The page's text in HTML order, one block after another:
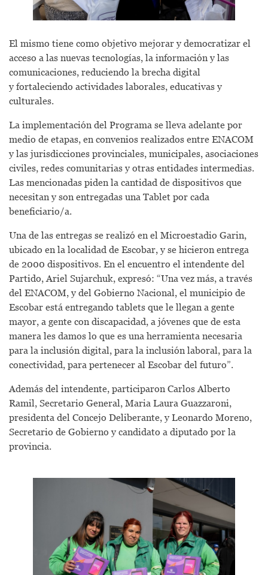
El mismo tiene como objetivo mejorar y democratizar el
acceso a las nuevas tecnologías, la información y las
comunicaciones, reduciendo la brecha digital
y fortaleciendo actividades laborales, educativas y
culturales.
La implementación del Programa se lleva adelante por
medio de etapas, en convenios realizados entre ENACOM
y las jurisdicciones provinciales, municipales, asociaciones
civiles, redes comunitarias y otras entidades intermedias.
Las mencionadas piden la cantidad de dispositivos que
necesitan y son entregadas una Tablet por cada
beneficiario/a.
Una de las entregas se realizó en el Microestadio Garin,
ubicado en la localidad de Escobar, y se hicieron entrega
de 2000 dispositivos. En el encuentro el intendente del
Partido, Ariel Sujarchuk, expresó: “Una vez más, a través
del ENACOM, y del Gobierno Nacional, el municipio de
Escobar está entregando tablets que le llegan a gente
mayor, a gente con discapacidad, a jóvenes que de esta
manera les damos lo que es una herramienta necesaria
para la inclusión digital, para la inclusión laboral, para la
conectividad, para pertenecer al Escobar del futuro”.
Además del intendente, participaron Carlos Alberto
Ramil, Secretario General, Maria Laura Guazzaroni,
presidenta del Concejo Deliberante, y Leonardo Moreno,
Secretario de Gobierno y candidato a diputado por la
provincia.